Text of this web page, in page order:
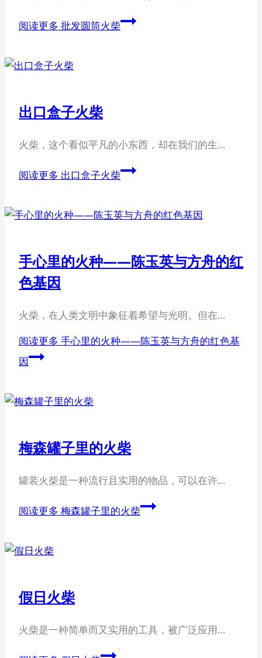
阅读更多 批发圆筒火柴
出口盒子火柴
火柴，这个看似平凡的小东西，却在我们的生…
阅读更多 出口盒子火柴
手心里的火种——陈玉英与方舟的红
色基因
火柴，在人类文明中象征着希望与光明。但在…
阅读更多 手心里的火种——陈玉英与方舟的红色基
因
梅森罐子里的火柴
罐装火柴是一种流行且实用的物品，可以在许…
阅读更多 梅森罐子里的火柴
假日火柴
火柴是一种简单而又实用的工具，被广泛应用…